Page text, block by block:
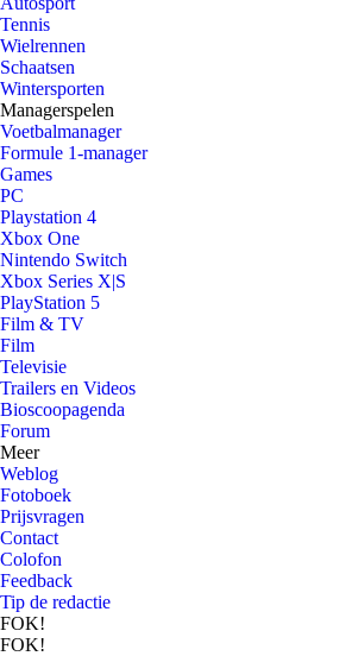
Tennis
Wielrennen
Schaatsen
Wintersporten
Managerspelen
Voetbalmanager
Formule 1-manager
Games
PC
Playstation 4
Xbox One
Nintendo Switch
Xbox Series X|S
PlayStation 5
Film & TV
Film
Televisie
Trailers en Videos
Bioscoopagenda
Forum
Meer
Weblog
Fotoboek
Prijsvragen
Contact
Colofon
Feedback
Tip de redactie
FOK!
FOK!